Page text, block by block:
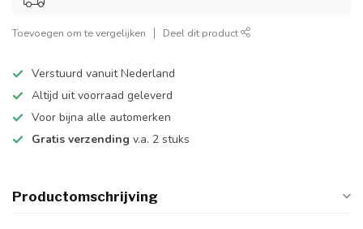
Toevoegen om te vergelijken Deel dit product
Verstuurd vanuit Nederland
Altijd uit voorraad geleverd
Voor bijna alle automerken
Gratis verzending v.a. 2 stuks
Productomschrijving